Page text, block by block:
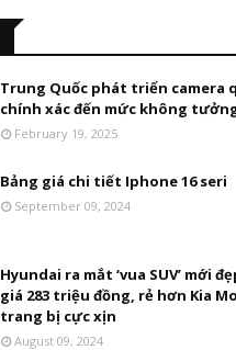
Trung Quốc phát triển camera
chính xác đến mức không
February 19, 2025
Bảng giá chi tiết Iphone 16 seri
September 09, 2024
Hyundai ra mắt ‘vua SUV’ mới
giá 283 triệu đồng, rẻ hơn Kia
trang bị cực xịn
August 09, 2024